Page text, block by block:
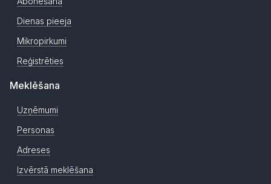
Dienas pieeja
Mikropirkumi
Reģistrēties
Meklēšana
Uzņēmumi
Personas
Adreses
Izvērstā meklēšana